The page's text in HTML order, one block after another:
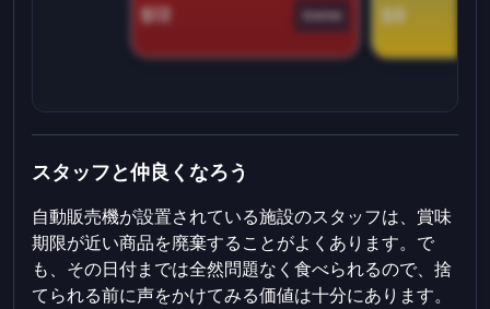
$13 Game $9
スタッフと仲良くなろう
自動販売機が設置されている施設のスタッフは、賞味
期限が近い商品を廃棄することがよくあります。で
も、その日付までは全然問題なく食べられるので、捨
てられる前に声をかけてみる価値は十分にあります。